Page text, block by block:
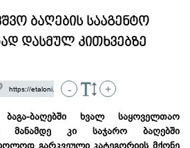
ბაღების სააგენტო
დასმულ კითხვებზე
- +
ბაღებში ხვალ საყოველთაო
მანამდე კი საჯარო ბაღებში
გარკვეული კატეგორიის მქონე